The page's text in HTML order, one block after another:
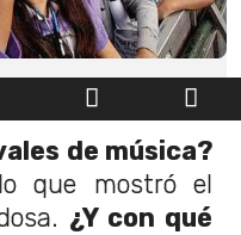
de música?
que mostró el
¿Y con qué